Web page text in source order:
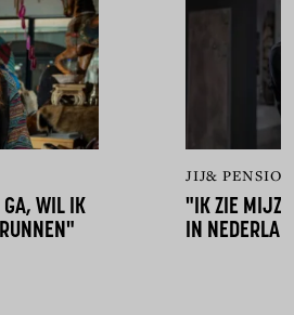
GA, WIL IK
JIJ&
"IK ZIE
IN